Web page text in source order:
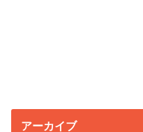
アーカイブ